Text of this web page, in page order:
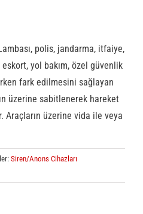
polis, jandarma, itfaiye,
eskort, yol bakım, özel güvenlik
fark edilmesini sağlayan
üzerine sabitlenerek hareket
Araçların üzerine vida ile veya
Siren/Anons Cihazları